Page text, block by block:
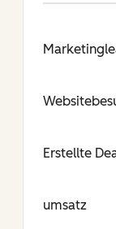
Erstellte
umsatz